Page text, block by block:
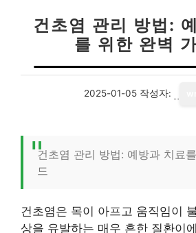
건초염 관리 방법:
를 위한 완벽
2025-01-05 작성자:
건초염 관리 방법: 예방과 치료
드
건초염은 목이 아프고 움직임이
상을 유발하는 매우 흔한 질환이